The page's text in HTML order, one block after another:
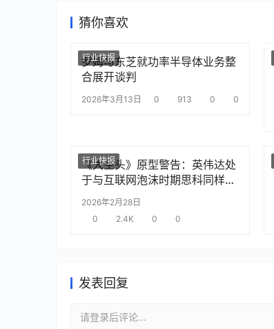
猜你喜欢
行业快报
罗姆与东芝就功率半导体业务整
合展开谈判
2026年3月13日 0 913 0 0
行业快报
《大空头》原型警告：英伟达处
于与互联网泡沫时期思科同样的
“危险境地”
2026年2月28日
0
2.4K 0 0
发表回复
请登录后评论...